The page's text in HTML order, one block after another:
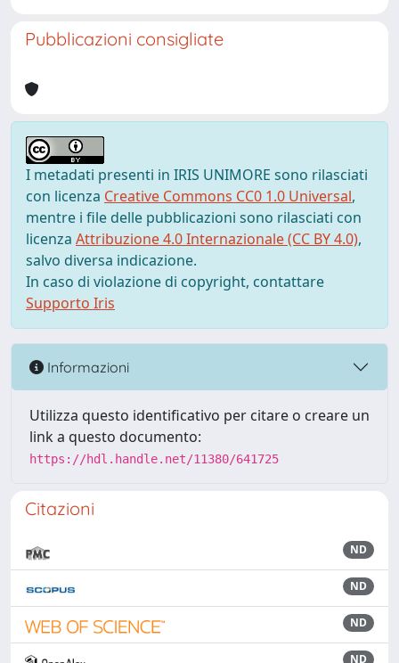
Pubblicazioni consigliate
I metadati presenti in IRIS UNIMORE sono rilasciati
con licenza Creative Commons CC0 1.0 Universal,
mentre i file delle pubblicazioni sono rilasciati con
licenza Attribuzione 4.0 Internazionale (CC BY 4.0),
salvo diversa indicazione.
In caso di violazione di copyright, contattare
Supporto Iris
Informazioni
Utilizza questo identificativo per citare o creare un
link a questo documento:
https://hdl.handle.net/11380/641725
Citazioni
ND
ND
ND
ND